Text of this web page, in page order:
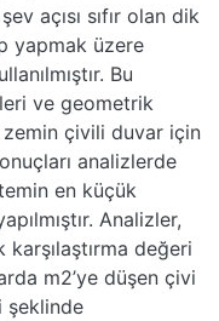
açısı sıfır olan dik
yapmak üzere
Bu
ve geometrik
çivili duvar için
analizlerde
en küçük
Analizler,
değeri
m2’ye düşen çivi
şeklinde